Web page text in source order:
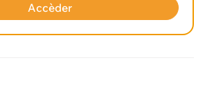
Voir le panier
Accèder